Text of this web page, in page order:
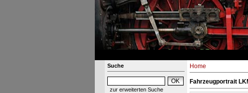
Suche
zur erweiterten Suche
Home
Fahrzeugportrait